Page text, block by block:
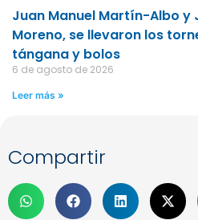
Juan Manuel Martín-Albo y
Moreno, se llevaron los
tángana y bolos
6 de agosto de 2026
Leer más »
Compartir